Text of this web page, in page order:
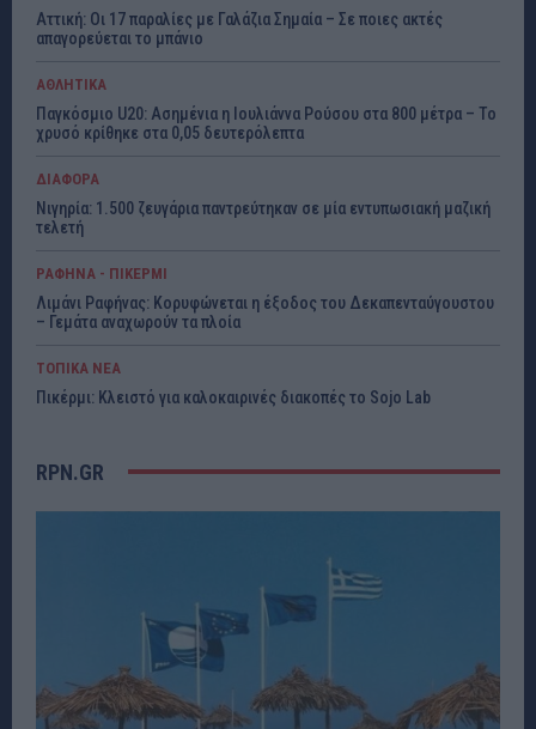
Αττική: Οι 17 παραλίες με Γαλάζια Σημαία – Σε ποιες ακτές
απαγορεύεται το μπάνιο
ΑΘΛΗΤΙΚΑ
Παγκόσμιο U20: Ασημένια η Ιουλιάννα Ρούσου στα 800 μέτρα – Το
χρυσό κρίθηκε στα 0,05 δευτερόλεπτα
ΔΙΑΦΟΡΑ
Νιγηρία: 1.500 ζευγάρια παντρεύτηκαν σε μία εντυπωσιακή μαζική
τελετή
ΡΑΦΗΝΑ - ΠΙΚΕΡΜΙ
Λιμάνι Ραφήνας: Κορυφώνεται η έξοδος του Δεκαπενταύγουστου
– Γεμάτα αναχωρούν τα πλοία
ΤΟΠΙΚΑ ΝΕΑ
Πικέρμι: Κλειστό για καλοκαιρινές διακοπές το Sojo Lab
RPN.GR